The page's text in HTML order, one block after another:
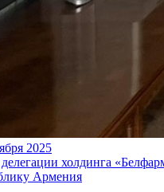
2025
холдинга
Армения